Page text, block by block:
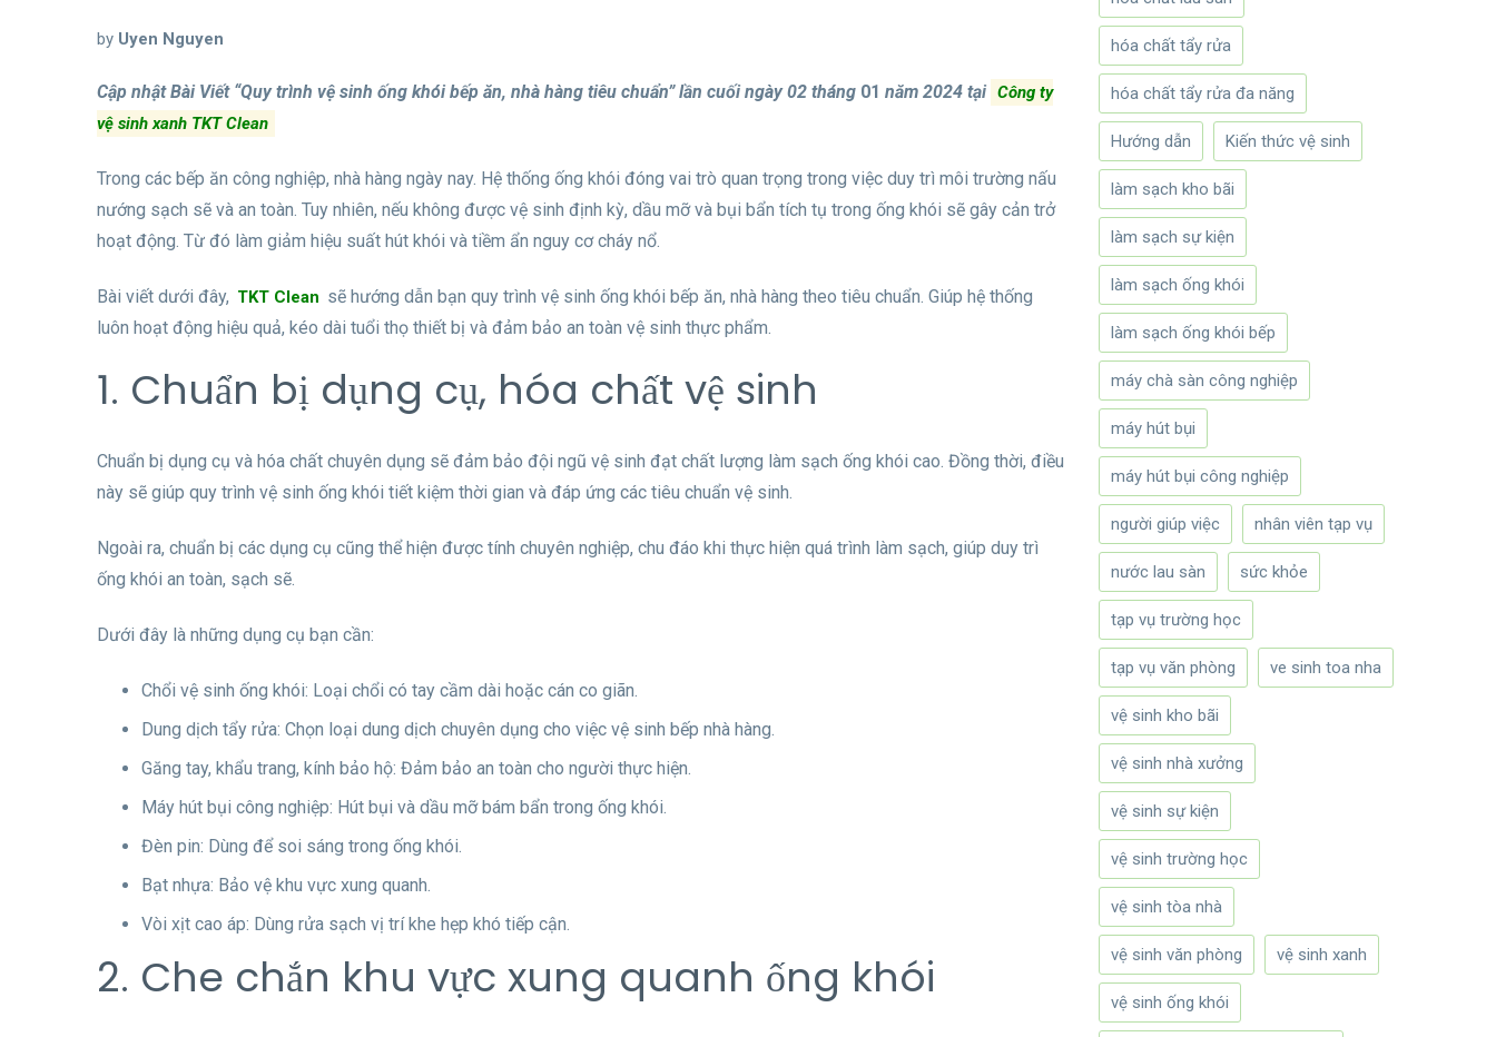
by Uyen Nguyen
Cập nhật Bài Viết “Quy trình vệ sinh ống khói bếp ăn, nhà hàng tiêu chuẩn” lần cuối ngày 02 tháng 01 năm 2024 tại Công ty
vệ sinh xanh TKT Clean
Trong các bếp ăn công nghiệp, nhà hàng ngày nay. Hệ thống ống khói đóng vai trò quan trọng trong việc duy trì môi trường nấu
nướng sạch sẽ và an toàn. Tuy nhiên, nếu không được vệ sinh định kỳ, dầu mỡ và bụi bẩn tích tụ trong ống khói sẽ gây cản trở
hoạt động. Từ đó làm giảm hiệu suất hút khói và tiềm ẩn nguy cơ cháy nổ.
Bài viết dưới đây, TKT Clean sẽ hướng dẫn bạn quy trình vệ sinh ống khói bếp ăn, nhà hàng theo tiêu chuẩn. Giúp hệ thống
luôn hoạt động hiệu quả, kéo dài tuổi thọ thiết bị và đảm bảo an toàn vệ sinh thực phẩm.
1. Chuẩn bị dụng cụ, hóa chất vệ sinh
Chuẩn bị dụng cụ và hóa chất chuyên dụng sẽ đảm bảo đội ngũ vệ sinh đạt chất lượng làm sạch ống khói cao. Đồng thời, điều
này sẽ giúp quy trình vệ sinh ống khói tiết kiệm thời gian và đáp ứng các tiêu chuẩn vệ sinh.
Ngoài ra, chuẩn bị các dụng cụ cũng thể hiện được tính chuyên nghiệp, chu đáo khi thực hiện quá trình làm sạch, giúp duy trì
ống khói an toàn, sạch sẽ.
Dưới đây là những dụng cụ bạn cần:
Chổi vệ sinh ống khói: Loại chổi có tay cầm dài hoặc cán co giãn.
Dung dịch tẩy rửa: Chọn loại dung dịch chuyên dụng cho việc vệ sinh bếp nhà hàng.
Găng tay, khẩu trang, kính bảo hộ: Đảm bảo an toàn cho người thực hiện.
Máy hút bụi công nghiệp: Hút bụi và dầu mỡ bám bẩn trong ống khói.
Đèn pin: Dùng để soi sáng trong ống khói.
Bạt nhựa: Bảo vệ khu vực xung quanh.
Vòi xịt cao áp: Dùng rửa sạch vị trí khe hẹp khó tiếp cận.
2. Che chắn khu vực xung quanh ống khói
hóa chất tẩy rửa
hóa chất tẩy rửa đa năng
Hướng dẫn Kiến thức vệ sinh
làm sạch kho bãi
làm sạch sự kiện
làm sạch ống khói
làm sạch ống khói bếp
máy chà sàn công nghiệp
máy hút bụi
máy hút bụi công nghiệp
người giúp việc nhân viên tạp vụ
nước lau sàn sức khỏe
tạp vụ trường học
tạp vụ văn phòng ve sinh toa nha
vệ sinh kho bãi
vệ sinh nhà xưởng
vệ sinh sự kiện
vệ sinh trường học
vệ sinh tòa nhà
vệ sinh văn phòng vệ sinh xanh
vệ sinh ống khói